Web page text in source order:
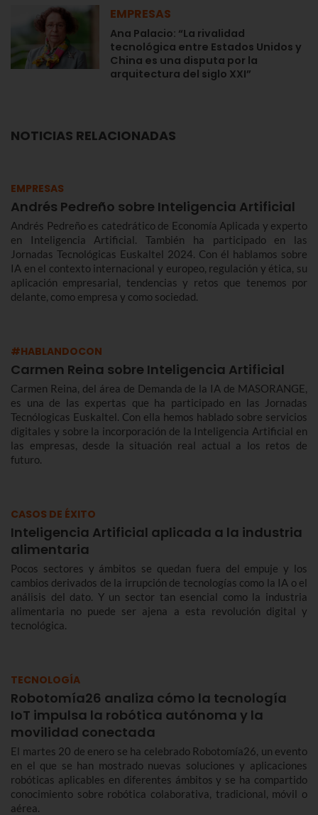
EMPRESAS
Ana Palacio: “La rivalidad
tecnológica entre Estados Unidos y
China es una disputa por la
arquitectura del siglo XXI”
NOTICIAS RELACIONADAS
EMPRESAS
Andrés Pedreño sobre Inteligencia Artificial
Andrés Pedreño es catedrático de Economía Aplicada y experto
en Inteligencia Artificial. También ha participado en las
Jornadas Tecnológicas Euskaltel 2024. Con él hablamos sobre
IA en el contexto internacional y europeo, regulación y ética, su
aplicación empresarial, tendencias y retos que tenemos por
delante, como empresa y como sociedad.
#HABLANDOCON
Carmen Reina sobre Inteligencia Artificial
Carmen Reina, del área de Demanda de la IA de MASORANGE,
es una de las expertas que ha participado en las Jornadas
Tecnólogicas Euskaltel. Con ella hemos hablado sobre servicios
digitales y sobre la incorporación de la Inteligencia Artificial en
las empresas, desde la situación real actual a los retos de
futuro.
CASOS DE ÉXITO
Inteligencia Artificial aplicada a la industria
alimentaria
Pocos sectores y ámbitos se quedan fuera del empuje y los
cambios derivados de la irrupción de tecnologías como la IA o el
análisis del dato. Y un sector tan esencial como la industria
alimentaria no puede ser ajena a esta revolución digital y
tecnológica.
TECNOLOGÍA
Robotomía26 analiza cómo la tecnología
IoT impulsa la robótica autónoma y la
movilidad conectada
El martes 20 de enero se ha celebrado Robotomía26, un evento
en el que se han mostrado nuevas soluciones y aplicaciones
robóticas aplicables en diferentes ámbitos y se ha compartido
conocimiento sobre robótica colaborativa, tradicional, móvil o
aérea.